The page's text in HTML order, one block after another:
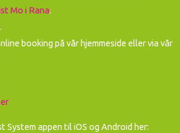
Mo i Rana.
booking på vår hjemmeside eller via vår
System appen til iOS og Android her: